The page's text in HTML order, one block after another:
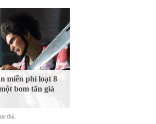
miễn phí loạt 8
bom tấn giá
thủ.